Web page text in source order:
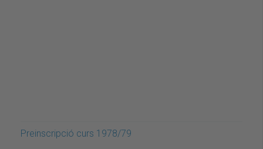
Preinscripció curs 1978/79